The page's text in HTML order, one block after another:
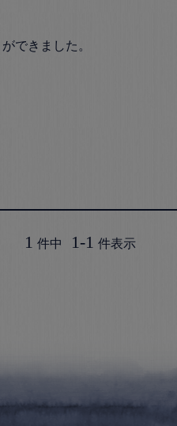
できました。
1 件中 1-1 件表示